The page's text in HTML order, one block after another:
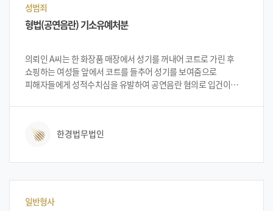
성범죄
형법(공연음란) 기소유예처분
의뢰인 A씨는 한 화장품 매장에서 성기를 꺼내어 코트로 가린 후
쇼핑하는 여성들 앞에서 코트를 들추어 성기를 보여줌으로
피해자들에게 성적수치심을 유발하여 공연음란 혐의로 입건이
방안 등을 상담하였습니다. 법무법인 한경의 변호인단으로부터
의뢰를 하였습니다.
한경법무법인
일반형사